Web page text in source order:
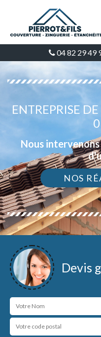
04 82 29 49
ENTREPRISE
Nous
NOS
Devis